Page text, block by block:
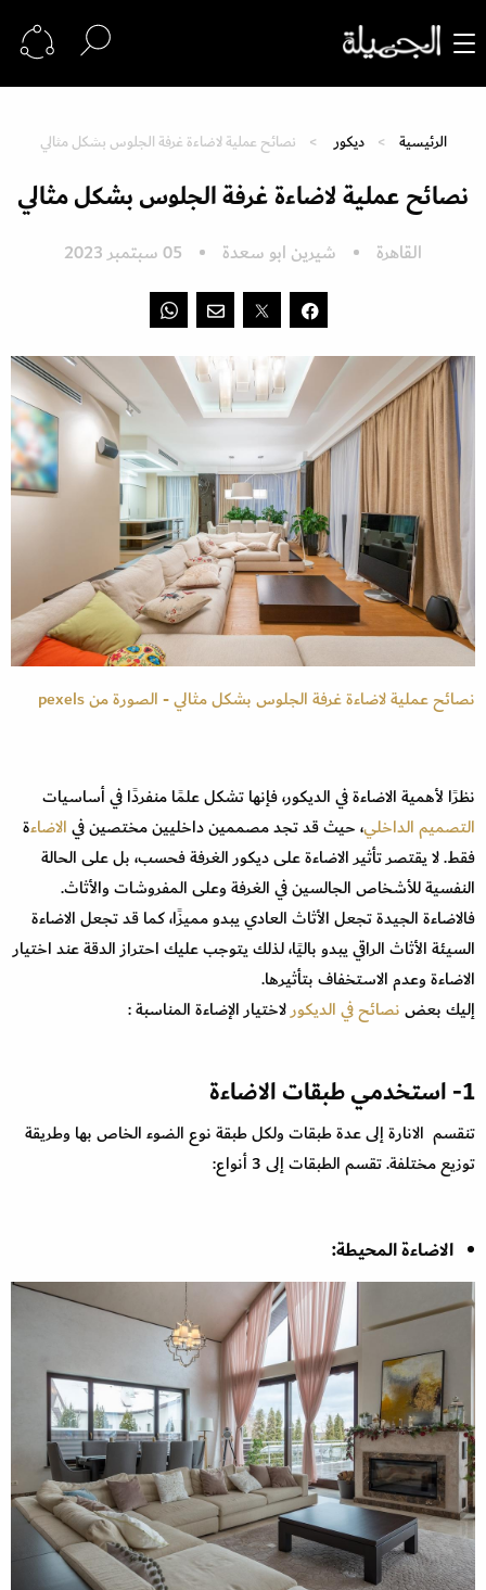
الرئيسية ديكور نصائح عملية لاضاءة غرفة الجلوس بشكل مثالي
نصائح عملية لاضاءة غرفة الجلوس بشكل مثالي
القاهرة شيرين ابو سعدة 05 سبتمبر 2023
نصائح عملية لاضاءة غرفة الجلوس بشكل مثالي - الصورة من pexels
نظرًا لأهمية الاضاءة في الديكور، فإنها تشكل علمًا منفردًا في أساسيات
التصميم الداخلي، حيث قد تجد مصممين داخليين مختصين فيالاضاءة
فقط. لا يقتصر تأثير الاضاءة على ديكور الغرفة فحسب، بل على الحالة
النفسية للأشخاص الجالسين في الغرفة وعلى المفروشات والأثاث.
فالاضاءة الجيدة تجعل الأثاث العادي يبدو مميزًا، كما قد تجعل الاضاءة
السيئة الأثاث الراقي يبدو باليًا، لذلك يتوجب عليك احتراز الدقة عند اختيار
الاضاءة وعدم الاستخفاف بتأثيرها.
إليك بعضنصائح في الديكورلاختيار الإضاءة المناسبة :
1- استخدمي طبقات الاضاءة
تنقسم الانارة إلى عدة طبقات ولكل طبقة نوع الضوء الخاص بها وطريقة
توزيع مختلفة. تقسم الطبقات إلى 3 أنواع:
الاضاءة المحيطة: